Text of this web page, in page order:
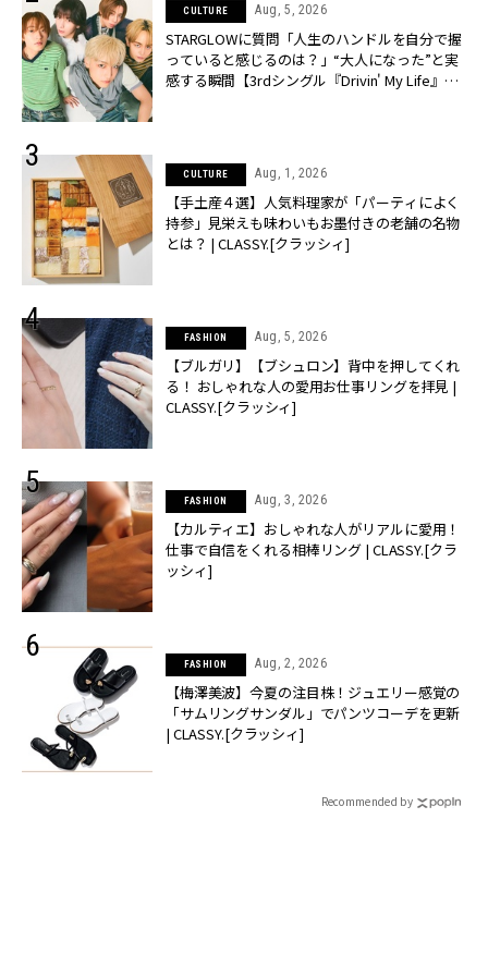
CULTURE Aug, 5, 2026
STARGLOWに質問「人生のハンドルを自分で握
っていると感じるのは？」“大️人になった”と実
感する瞬間【3rdシングル『Drivin' My Life』発
CULTURE Aug, 1, 2026
【手土産４選】人気料理家が「パーティによく
持参」見栄えも味わいもお墨付きの老舗の名物
とは？ | CLASSY.[クラッシィ]
FASHION Aug, 5, 2026
【ブルガリ】【ブシュロン】背中を押してくれ
る！ おしゃれな人の愛用お仕事リングを拝見 |
CLASSY.[クラッシィ]
FASHION Aug, 3, 2026
【カルティエ】おしゃれな人がリアルに愛用！
仕事で自信をくれる相棒リング | CLASSY.[クラ
ッシィ]
FASHION Aug, 2, 2026
【梅澤美波】今夏の注目株！ジュエリー感覚の
「サムリングサンダル」でパンツコーデを更新
| CLASSY.[クラッシィ]
Recommended by